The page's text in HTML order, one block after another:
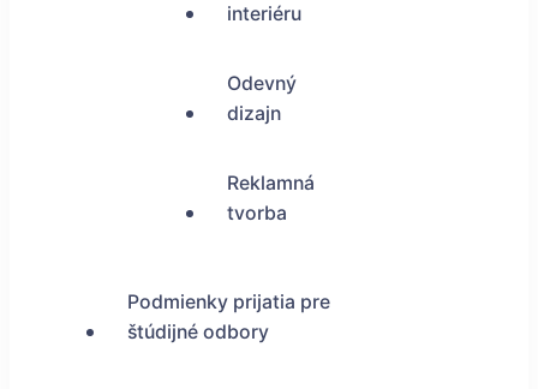
interiéru
Odevný
dizajn
Reklamná
tvorba
Podmienky prijatia pre
štúdijné odbory